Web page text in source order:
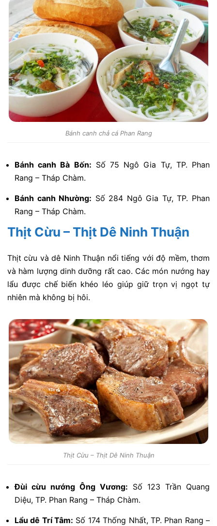
Bánh canh chả cá Phan Rang
Bánh canh Bà Bốn: Số 75 Ngô Gia Tự, TP. Phan
Rang – Tháp Chàm.
Bánh canh Nhường: Số 284 Ngô Gia Tự, TP. Phan
Rang – Tháp Chàm.
Thịt Cừu – Thịt Dê Ninh Thuận
Thịt cừu và dê Ninh Thuận nổi tiếng với độ mềm, thơm
và hàm lượng dinh dưỡng rất cao. Các món nướng hay
lẩu được chế biến khéo léo giúp giữ trọn vị ngọt tự
nhiên mà không bị hôi.
Thịt Cừu – Thịt Dê Ninh Thuận
Đùi cừu nướng Ông Vương: Số 123 Trần Quang
Diệu, TP. Phan Rang – Tháp Chàm.
Lẩu dê Trí Tâm: Số 174 Thống Nhất, TP. Phan Rang –